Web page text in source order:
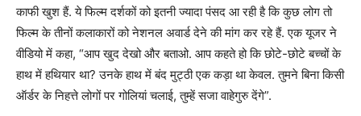
काफी खुश हैं. ये फिल्म दर्शकों को इतनी ज्यादा पंसद आ रही है कि कुछ लोग तो
फिल्म के तीनों कलाकारों को नेशनल अवार्ड देने की मांग कर रहे हैं. एक यूजर ने
वीडियो में कहा, “आप खुद देखो और बताओ. आप कहते हो कि छोटे-छोटे बच्चों के
हाथ में हथियार था? उनके हाथ में बंद मुट्ठी एक कड़ा था केवल. तुमने बिना किसी
ऑर्डर के निहत्ते लोगों पर गोलियां चलाई, तुम्हें सजा वाहेगुरु देंगे”.